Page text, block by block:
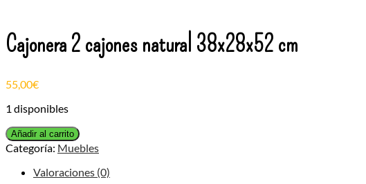
Cajonera 2 cajones natural 38x28x52 cm
55,00€
1 disponibles
Cajonera
2
cajones
natural
Añadir al carrito
Categoría: Muebles
Valoraciones (0)